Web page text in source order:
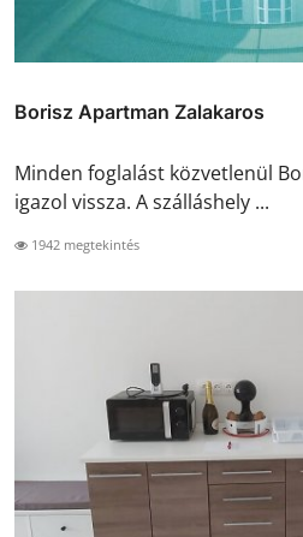
Borisz Apartman Zalakaros
Minden foglalást közvetlenül
igazol vissza. A szálláshely ...
1942 megtekintés